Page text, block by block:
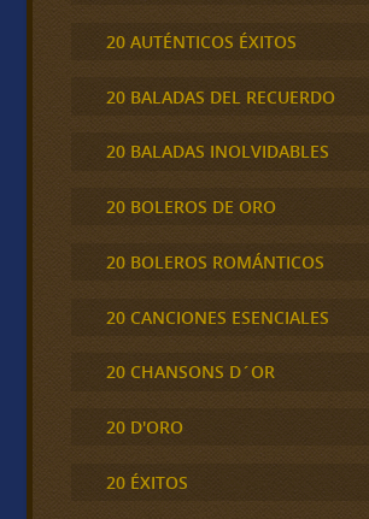
20 AUTÉNTICOS ÉXITOS
20 BALADAS DEL RECUERDO
20 BALADAS INOLVIDABLES
20 BOLEROS DE ORO
20 BOLEROS ROMÁNTICOS
20 CANCIONES ESENCIALES
20 CHANSONS D´OR
20 D'ORO
20 ÉXITOS